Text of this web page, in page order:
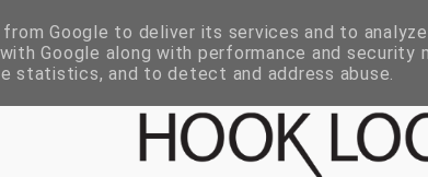
Google to deliver its services and to
Google along with performance and
statistics, and to detect and address abuse.